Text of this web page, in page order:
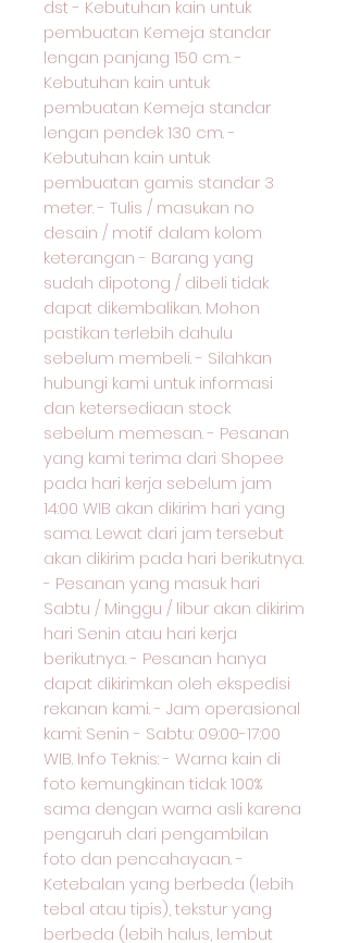
dst - Kebutuhan kain untuk
pembuatan Kemeja standar
lengan panjang 150 cm. -
Kebutuhan kain untuk
pembuatan Kemeja standar
lengan pendek 130 cm. -
Kebutuhan kain untuk
pembuatan gamis standar 3
meter. - Tulis / masukan no
desain / motif dalam kolom
keterangan - Barang yang
sudah dipotong / dibeli tidak
dapat dikembalikan. Mohon
pastikan terlebih dahulu
sebelum membeli. - Silahkan
hubungi kami untuk informasi
dan ketersediaan stock
sebelum memesan. - Pesanan
yang kami terima dari Shopee
pada hari kerja sebelum jam
14:00 WIB akan dikirim hari yang
sama. Lewat dari jam tersebut
akan dikirim pada hari berikutnya.
- Pesanan yang masuk hari
Sabtu / Minggu / libur akan dikirim
hari Senin atau hari kerja
berikutnya. - Pesanan hanya
dapat dikirimkan oleh ekspedisi
rekanan kami. - Jam operasional
kami: Senin - Sabtu: 09:00-17:00
WIB. Info Teknis: - Warna kain di
foto kemungkinan tidak 100%
sama dengan warna asli karena
pengaruh dari pengambilan
foto dan pencahayaan. -
Ketebalan yang berbeda (lebih
tebal atau tipis), tekstur yang
berbeda (lebih halus, lembut